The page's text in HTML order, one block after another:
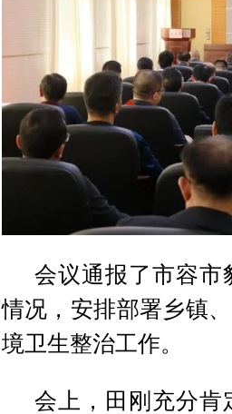
会议通报了市容市
情况，安排部署乡镇
境卫生整治工作。
会上，田刚充分肯